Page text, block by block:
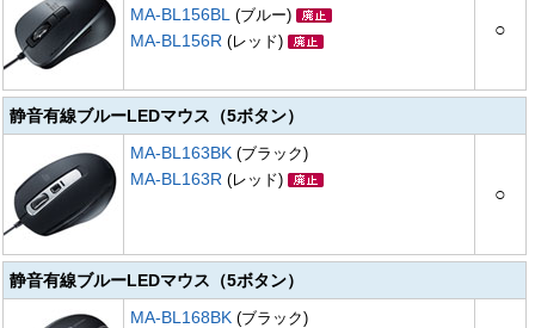
MA-BL156BL (ブルー)
MA-BL156R (レッド)
○
静音有線ブルーLEDマウス（5ボタン）
MA-BL163BK (ブラック)
MA-BL163R (レッド)
○
静音有線ブルーLEDマウス（5ボタン）
MA-BL168BK (ブラック)